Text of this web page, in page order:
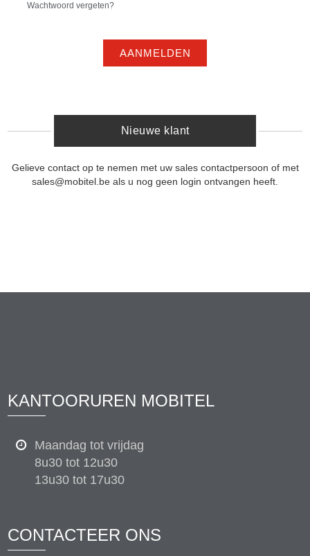
Wachtwoord vergeten?
AANMELDEN
Nieuwe klant
Gelieve contact op te nemen met uw sales contactpersoon of met
sales@mobitel.be als u nog geen login ontvangen heeft.
KANTOORUREN MOBITEL
Maandag tot vrijdag
8u30 tot 12u30
13u30 tot 17u30
CONTACTEER ONS